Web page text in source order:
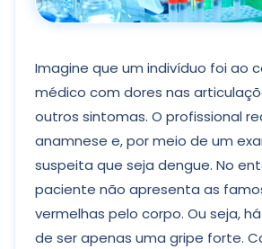
Imagine que um indivíduo foi ao
médico com dores nas
outros sintomas. O profissional
anamnese e, por meio de um
suspeita que seja dengue. No
paciente não apresenta as
vermelhas pelo corpo. Ou seja,
de ser apenas uma gripe forte.